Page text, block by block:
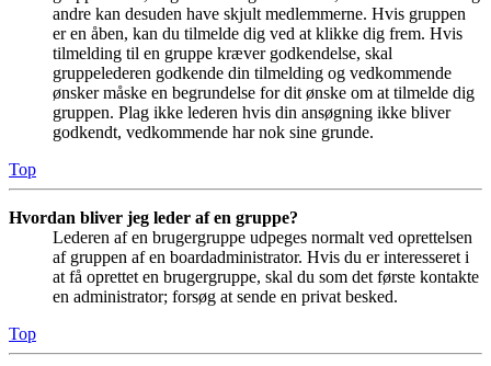
andre kan desuden have skjult medlemmerne. Hvis gruppen
er en åben, kan du tilmelde dig ved at klikke dig frem. Hvis
tilmelding til en gruppe kræver godkendelse, skal
gruppelederen godkende din tilmelding og vedkommende
ønsker måske en begrundelse for dit ønske om at tilmelde dig
gruppen. Plag ikke lederen hvis din ansøgning ikke bliver
godkendt, vedkommende har nok sine grunde.
Top
Hvordan bliver jeg leder af en gruppe?
Lederen af en brugergruppe udpeges normalt ved oprettelsen
af gruppen af en boardadministrator. Hvis du er interesseret i
at få oprettet en brugergruppe, skal du som det første kontakte
en administrator; forsøg at sende en privat besked.
Top